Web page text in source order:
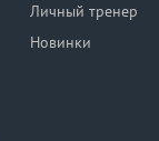
Личный тренер
Новинки